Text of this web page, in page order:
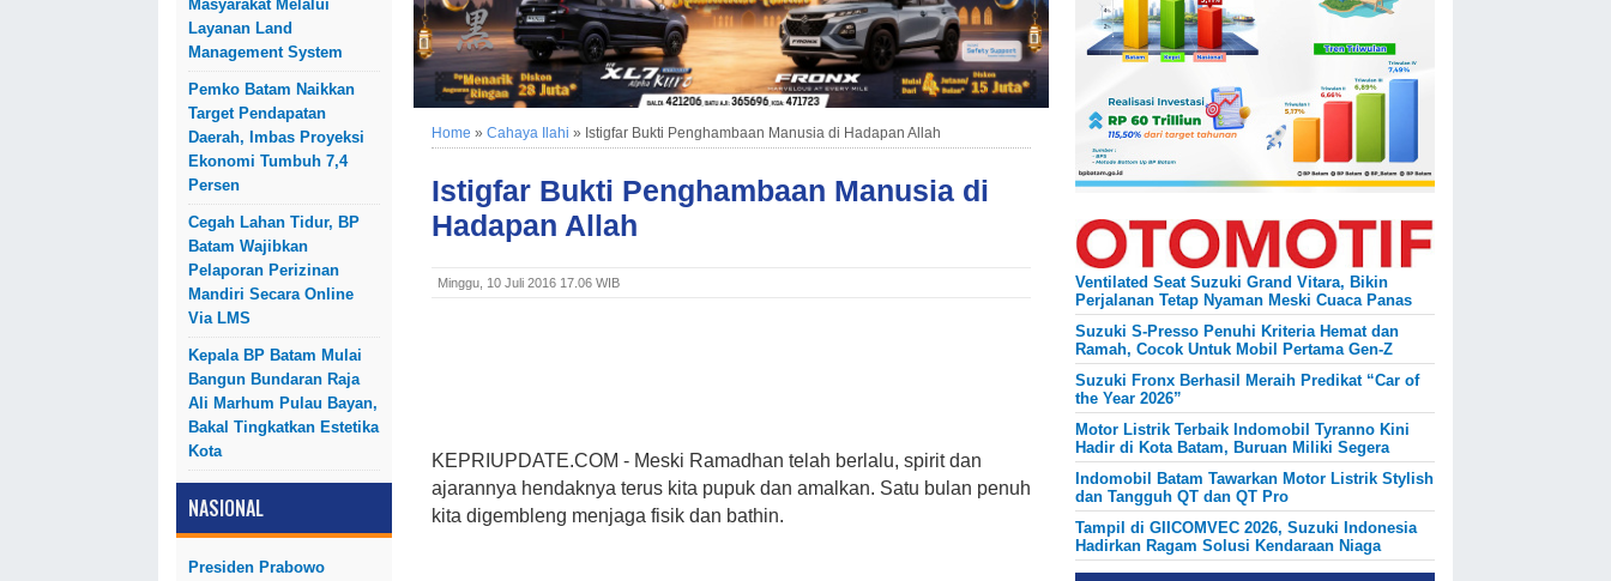
Masyarakat Melalui
Layanan Land
Management System
Pemko Batam Naikkan
Target Pendapatan
Daerah, Imbas Proyeksi
Ekonomi Tumbuh 7,4
Persen
Cegah Lahan Tidur, BP
Batam Wajibkan
Pelaporan Perizinan
Mandiri Secara Online
Via LMS
Kepala BP Batam Mulai
Bangun Bundaran Raja
Ali Marhum Pulau Bayan,
Bakal Tingkatkan Estetika
Kota
NASIONAL
Presiden Prabowo
Home » Cahaya Ilahi » Istigfar Bukti Penghambaan Manusia di Hadapan Allah
Istigfar Bukti Penghambaan Manusia di
Hadapan Allah
Minggu, 10 Juli 2016 17.06 WIB
KEPRIUPDATE.COM - Meski Ramadhan telah berlalu, spirit dan
ajarannya hendaknya terus kita pupuk dan amalkan. Satu bulan penuh
kita digembleng menjaga fisik dan bathin.
Ventilated Seat Suzuki Grand Vitara, Bikin
Perjalanan Tetap Nyaman Meski Cuaca Panas
Suzuki S-Presso Penuhi Kriteria Hemat dan
Ramah, Cocok Untuk Mobil Pertama Gen-Z
Suzuki Fronx Berhasil Meraih Predikat “Car of
the Year 2026”
Motor Listrik Terbaik Indomobil Tyranno Kini
Hadir di Kota Batam, Buruan Miliki Segera
Indomobil Batam Tawarkan Motor Listrik Stylish
dan Tangguh QT dan QT Pro
Tampil di GIICOMVEC 2026, Suzuki Indonesia
Hadirkan Ragam Solusi Kendaraan Niaga